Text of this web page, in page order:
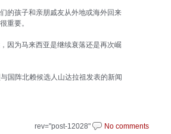
的孩子和亲朋戚友从外地或海外回来
重要。
因为马来西亚是继续衰落还是再次崛
国阵北赖候选人山达拉祖发表的新闻
rev="post-12028" No comments